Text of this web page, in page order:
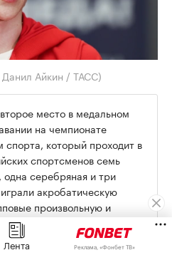
Айкин / ТАСС)
место в медальном
на чемпионате
который проходит в
спортсменов семь
серебряная и три
акробатическую
произвольную и
У выигравшей зачет
Лента Реклама, «Фонбет ТВ»